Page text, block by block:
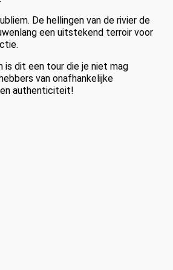
De hellingen van de rivier de
een uitstekend terroir voor
is dit een tour die je niet mag
van onafhankelijke
authenticiteit!